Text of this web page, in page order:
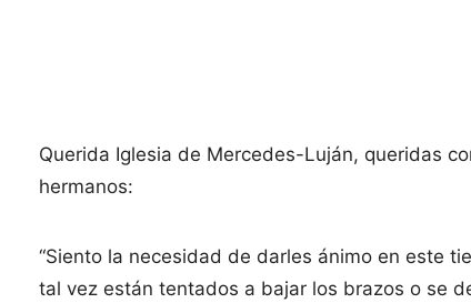
Querida Iglesia de Mercedes-Luján, queridas
hermanos:
“Siento la necesidad de darles ánimo en este
tal vez están tentados a bajar los brazos o se